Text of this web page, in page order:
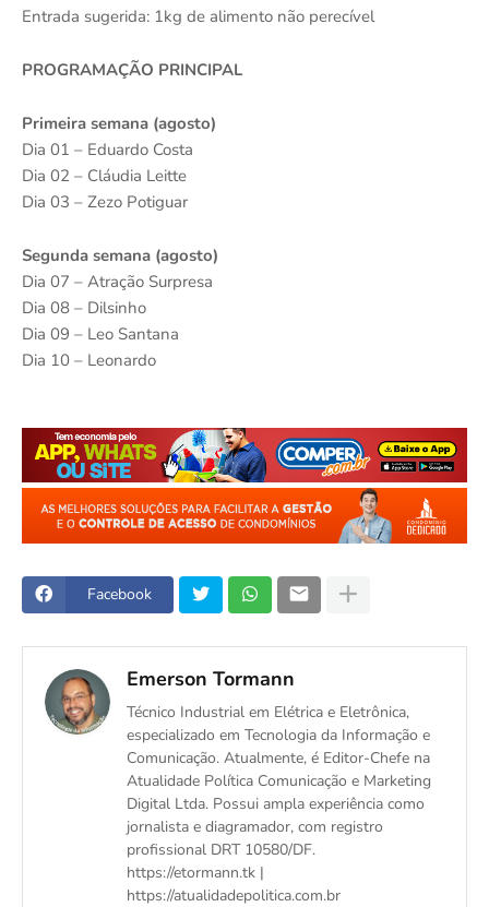
Entrada sugerida: 1kg de alimento não perecível
PROGRAMAÇÃO PRINCIPAL
Primeira semana (agosto)
Dia 01 – Eduardo Costa
Dia 02 – Cláudia Leitte
Dia 03 – Zezo Potiguar
Segunda semana (agosto)
Dia 07 – Atração Surpresa
Dia 08 – Dilsinho
Dia 09 – Leo Santana
Dia 10 – Leonardo
Facebook
Emerson Tormann
Técnico Industrial em Elétrica e Eletrônica,
especializado em Tecnologia da Informação e
Comunicação. Atualmente, é Editor-Chefe na
Atualidade Política Comunicação e Marketing
Digital Ltda. Possui ampla experiência como
jornalista e diagramador, com registro
profissional DRT 10580/DF.
https://etormann.tk |
https://atualidadepolitica.com.br